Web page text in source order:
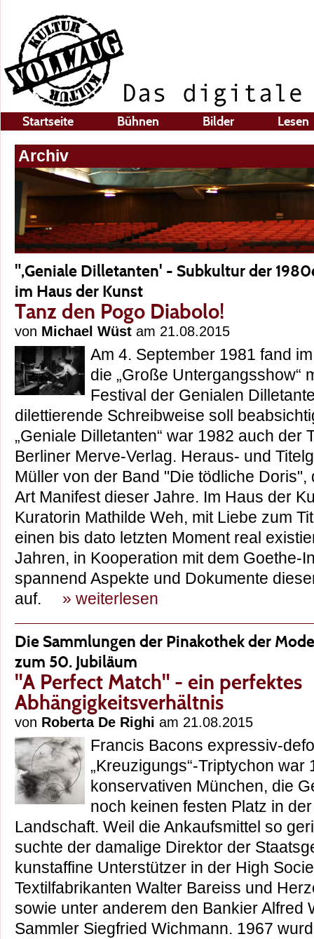
Startseite Bühnen Bilder Lesen
Archiv
",Geniale Dilletanten' - Subkultur der
im Haus der Kunst
Tanz den Pogo Diabolo!
von Michael Wüst am 21.08.2015
Am 4. September 1981 fand
die „Große Untergangsshow“
Festival der Genialen
dilettierende Schreibweise soll
„Geniale Dilletanten“ war 1982 auch der
Berliner Merve-Verlag. Heraus- und
Müller von der Band "Die tödliche
Art Manifest dieser Jahre. Im Haus der
Kuratorin Mathilde Weh, mit Liebe zum
einen bis dato letzten Moment real
Jahren, in Kooperation mit dem Goethe-
spannend Aspekte und Dokumente
auf. » weiterlesen
Die Sammlungen der Pinakothek der
zum 50. Jubiläum
"A Perfect Match" - ein perfektes
Abhängigkeitsverhältnis
von Roberta De Righi am 21.08.2015
Francis Bacons expressiv-
„Kreuzigungs“-Triptychon war
konservativen München, die
noch keinen festen Platz in
Landschaft. Weil die Ankaufsmittel so
suchte der damalige Direktor der
kunstaffine Unterstützer in der High
Textilfabrikanten Walter Bareiss und
sowie unter anderem den Bankier Alfred
Sammler Siegfried Wichmann. 1967